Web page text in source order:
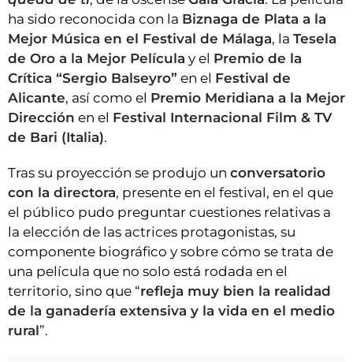
ha sido reconocida con la Biznaga de Plata a la
Mejor Música en el Festival de Málaga, la Tesela
de Oro a la Mejor Película y el Premio de la
Crítica “Sergio Balseyro” en el Festival de
Alicante, así como el Premio Meridiana a la Mejor
Dirección en el Festival Internacional Film & TV
de Bari (Italia).
Tras su proyección se produjo un conversatorio
con la directora, presente en el festival, en el que
el público pudo preguntar cuestiones relativas a
la elección de las actrices protagonistas, su
componente biográfico y sobre cómo se trata de
una película que no solo está rodada en el
territorio, sino que “refleja muy bien la realidad
de la ganadería extensiva y la vida en el medio
rural”.